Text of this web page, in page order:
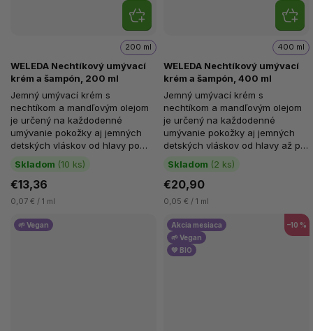
WELEDA Nechtíkový umývací
krém a šampón, 200 ml
Skladom (10 ks)
200 ml
€13,36
0,07 € / 1 ml
Jemný umývací krém s
nechtíkom a mandľovým olejom
je určený na každodenné
umývanie pokožky aj jemných
detských vláskov od hlavy po
päty. Šetrne čistí, nenarúša...
WELEDA Nechtíkový umývací
krém a šampón, 400 ml
Skladom (2 ks)
400 ml
€20,90
0,05 € / 1 ml
Jemný umývací krém s
nechtíkom a mandľovým olejom
je určený na každodenné
umývanie pokožky aj jemných
detských vláskov od hlavy až po
päty. Šetrne čistí, bez narušenia...
🌱 Vegan
Akcia mesiaca
🌱 Vegan
💚 BIO
–10 %